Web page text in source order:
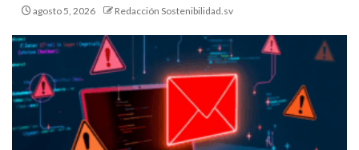
agosto 5, 2026 Redacción Sostenibilidad.sv